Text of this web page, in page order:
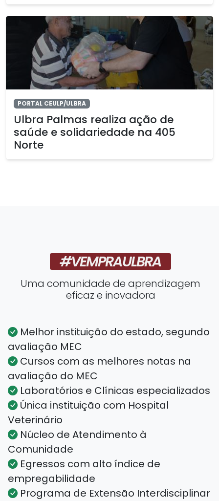
PORTAL CEULP/ULBRA
Ulbra Palmas realiza ação de
saúde e solidariedade na 405
Norte
#VEMPRAULBRA
Uma comunidade de aprendizagem
eficaz e inovadora
Melhor instituição do estado, segundo
avaliação MEC
Cursos com as melhores notas na
avaliação do MEC
Laboratórios e Clínicas especializados
Única instituição com Hospital
Veterinário
Núcleo de Atendimento à
Comunidade
Egressos com alto índice de
empregabilidade
Programa de Extensão Interdisciplinar